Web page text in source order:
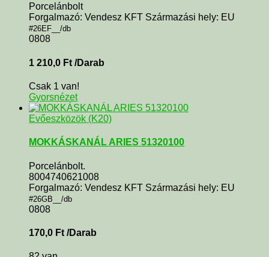
Porcelánbolt
Forgalmazó: Vendesz KFT Származási hely: EU
#26EF__/db
0808
1 210,0 Ft /Darab
Csak 1 van!
Gyorsnézet
Evőeszközök (K20)
MOKKÁSKANÁL ARIES 51320100
Porcelánbolt.
8004740621008
Forgalmazó: Vendesz KFT Származási hely: EU
#26GB__/db
0808
170,0 Ft /Darab